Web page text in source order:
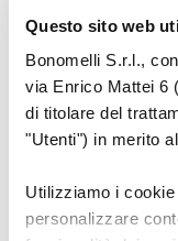
Questo sito web
Bonomelli S.r.l.,
via Enrico Mattei 6
di titolare del
"Utenti") in merito
Utilizziamo i
personalizzare
Miscelate gli
7
Riunite gli